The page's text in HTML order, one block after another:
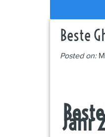
Beste
Posted on:
Jahr